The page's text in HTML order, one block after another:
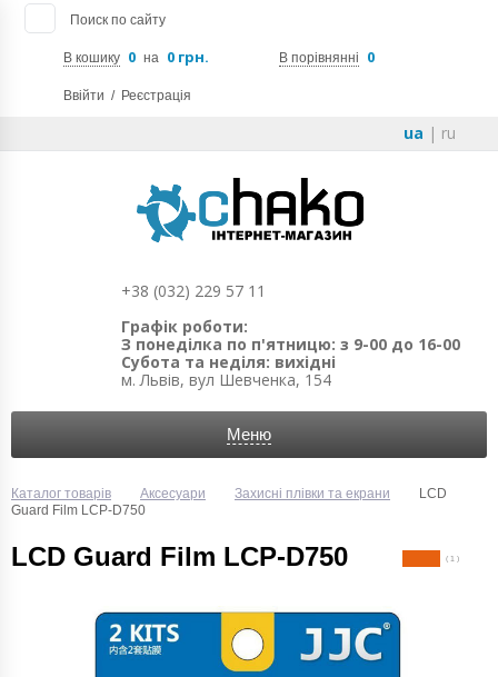
Поиск по сайту
В кошику 0 на 0 грн. В порівнянні 0
Ввійти / Реєстрація
ua | ru
+38 (032) 229 57 11
Графік роботи:
З понеділка по п'ятницю: з 9-00 до 16-00
Субота та неділя: вихідні
м. Львів, вул Шевченка, 154
Меню
Каталог товарів Аксесуари Захисні плівки та екрани
LCD
Guard Film LCP-D750
LCD Guard Film LCP-D750 ( 1 )